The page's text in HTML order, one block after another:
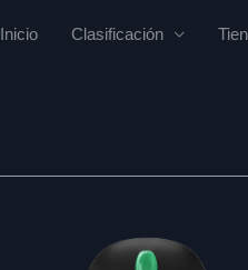
Inicio Clasificación